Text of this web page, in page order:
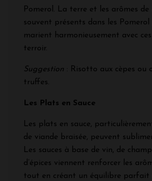
Pomerol. La terre et les arômes
souvent présents dans les Pomerol
marient harmonieusement avec
terroir.
Suggestion : Risotto aux cèpes ou
truffes.
Les Plats en Sauce
Les plats en sauce,
de viande braisée, peuvent
Les sauces à base de vin, de
d’épices viennent renforcer les
tout en créant un équilibre parfait